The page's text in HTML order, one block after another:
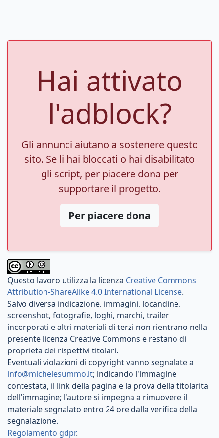
Hai attivato
l'adblock?
Gli annunci aiutano a sostenere questo
sito. Se li hai bloccati o hai disabilitato
gli script, per piacere dona per
supportare il progetto.
Per piacere dona
Questo lavoro utilizza la licenza Creative Commons
Attribution-ShareAlike 4.0 International License.
Salvo diversa indicazione, immagini, locandine,
screenshot, fotografie, loghi, marchi, trailer
incorporati e altri materiali di terzi non rientrano nella
presente licenza Creative Commons e restano di
proprieta dei rispettivi titolari.
Eventuali violazioni di copyright vanno segnalate a
info@michelesummo.it; indicando l'immagine
contestata, il link della pagina e la prova della titolarita
dell'immagine; l'autore si impegna a rimuovere il
materiale segnalato entro 24 ore dalla verifica della
segnalazione.
Regolamento gdpr.